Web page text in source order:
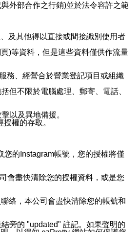
外部合作之行銷)並於法令容許之範
及其他得以直接或間接識別使用者
)等資料，但是這些資料僅供作流量
務、經營合於營業登記項目或組織
但不限於電腦處理、郵寄、電話、
以及異地備援。
權的存取。
的Instagram帳號，您的授權將僅
會盡快清除您的授權資料，或是您
絡，本公司會盡快清除您的帳號和
旁的 "updated" 註記。如果聲明的